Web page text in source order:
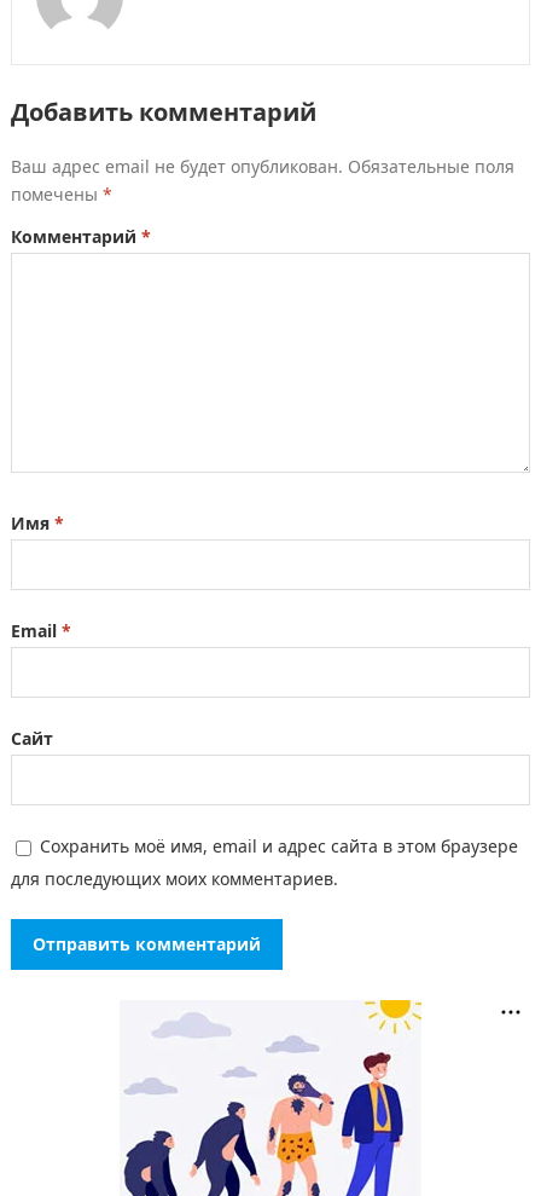
Добавить комментарий
Ваш адрес email не будет опубликован. Обязательные поля
помечены *
Комментарий *
Имя *
Email *
Сайт
Сохранить моё имя, email и адрес сайта в этом браузере
для последующих моих комментариев.